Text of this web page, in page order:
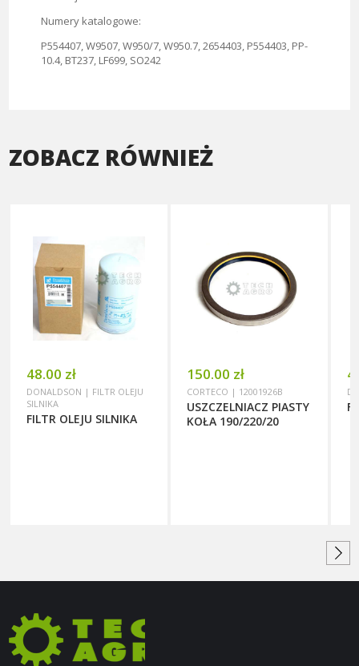
Numery katalogowe:
P554407, W9507, W950/7, W950.7, 2654403, P554403, PP-
10.4, BT237, LF699, SO242
ZOBACZ RÓWNIEŻ
48.00 zł
DONALDSON | FILTR OLEJU
SILNIKA
FILTR OLEJU SILNIKA
150.00 zł
CORTECO | 12001926B
USZCZELNIACZ PIASTY
KOŁA 190/220/20